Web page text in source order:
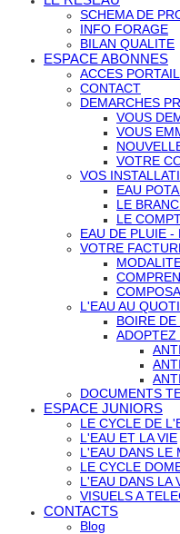
SCHEMA DE
INFO FORAGE
BILAN QUALITE
ESPACE ABONNES
ACCES
CONTACT
DEMARCHES
VOUS
VOUS
VOTRE
VOS
EAU
LE
LE
EAU DE PLUIE -
VOTRE
L'EAU AU
BOIRE
ADOPTEZ
DOCUMENTS
ESPACE JUNIORS
LE CYCLE DE
L'EAU ET LA VIE
L'EAU DANS LE
LE CYCLE
L'EAU DANS LA
VISUELS A
CONTACTS
Blog